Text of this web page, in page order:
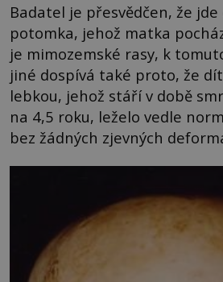
Badatel je přesvědčen, že
potomka, jehož matka
je mimozemské rasy, k
jiné dospívá také proto, že
lebkou, jehož stáří v době
na 4,5 roku, leželo vedle
bez žádných zjevných